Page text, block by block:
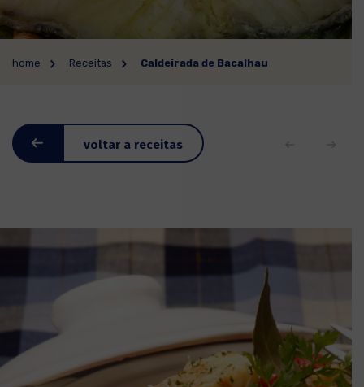
home Receitas Caldeirada de Bacalhau
voltar a receitas